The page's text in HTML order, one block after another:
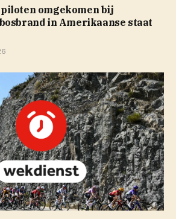
omgekomen bij
in Amerikaanse staat